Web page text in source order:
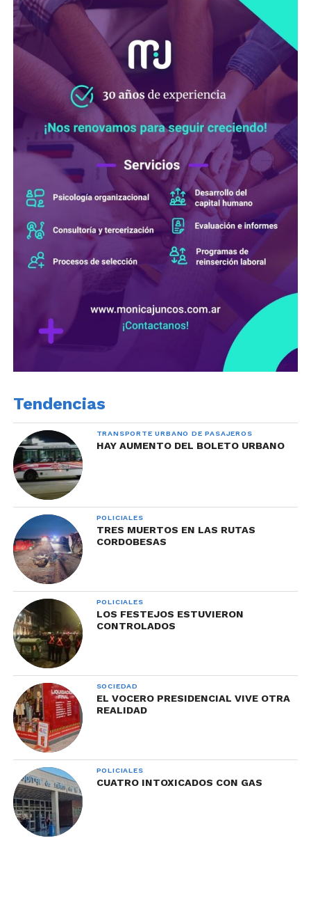
Tendencias
TRANSPORTE URBANO DE PASAJEROS
HAY AUMENTO DEL BOLETO URBANO
POLICIALES
TRES MUERTOS EN LAS RUTAS
CORDOBESAS
POLICIALES
LOS FESTEJOS ESTUVIERON
CONTROLADOS
SOCIEDAD
EL VOCERO PRESIDENCIAL VIVE OTRA
REALIDAD
POLICIALES
CUATRO INTOXICADOS CON GAS